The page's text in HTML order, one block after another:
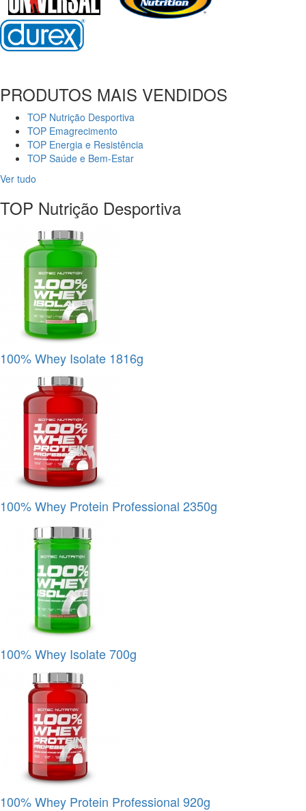
PRODUTOS MAIS VENDIDOS
TOP Nutrição Desportiva
TOP Emagrecimento
TOP Energia e Resistência
TOP Saúde e Bem-Estar
Ver tudo
TOP Nutrição Desportiva
100% Whey Isolate 1816g
100% Whey Protein Professional 2350g
100% Whey Isolate 700g
100% Whey Protein Professional 920g